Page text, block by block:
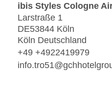
ibis Styles Cologne
Larstraße 1
DE53844 Köln
Köln Deutschland
+49 +4922419979